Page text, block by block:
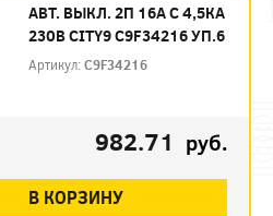
АВТ. ВЫКЛ. 2П 16А С 4,5КА
230В CITY9 C9F34216 УП.6
Артикул:C9F34216
982.71 руб.
В КОРЗИНУ